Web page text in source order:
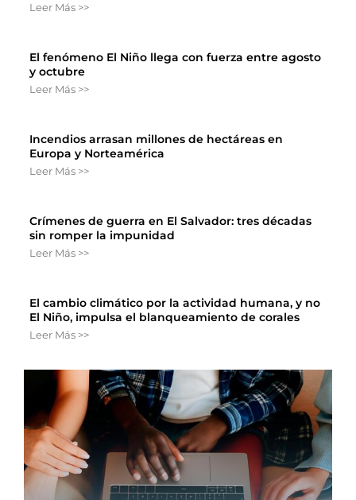
Leer Más >>
El fenómeno El Niño llega con fuerza entre agosto
y octubre
Leer Más >>
Incendios arrasan millones de hectáreas en
Europa y Norteamérica
Leer Más >>
Crímenes de guerra en El Salvador: tres décadas
sin romper la impunidad
Leer Más >>
El cambio climático por la actividad humana, y no
El Niño, impulsa el blanqueamiento de corales
Leer Más >>